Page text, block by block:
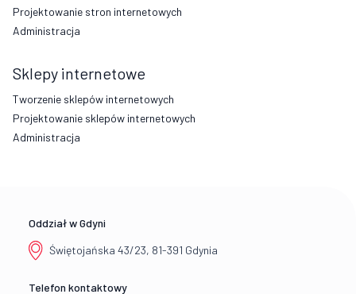
Projektowanie stron internetowych
Administracja
Sklepy internetowe
Tworzenie sklepów internetowych
Projektowanie sklepów internetowych
Administracja
Oddział w Gdyni
Świętojańska 43/23, 81-391 Gdynia
Telefon kontaktowy